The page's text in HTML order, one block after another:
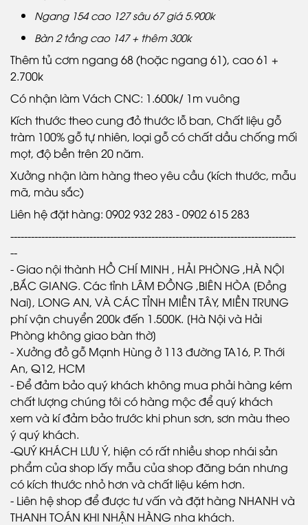
Ngang 154 cao 127 sâu 67 giá 5.900k
Bàn 2 tầng cao 147 + thêm 300k
Thêm tủ cơm ngang 68 (hoặc ngang 61), cao 61 +
2.700k
Có nhận làm Vách CNC: 1.600k/ 1m vuông
Kích thước theo cung đỏ thước lỗ ban, Chất liệu gỗ
tràm 100% gỗ tự nhiên, loại gỗ có chất dầu chống mối
mọt, độ bền trên 20 năm.
Xưởng nhận làm hàng theo yêu cầu (kích thước, mẫu
mã, màu sắc)
Liên hệ đặt hàng: 0902 932 283 - 0902 615 283
-----------------------------------------------------------------------------------
--
- Giao nội thành HỒ CHÍ MINH , HẢI PHÒNG ,HÀ NỘI
,BẮC GIANG. Các tỉnh LÂM ĐỒNG ,BIÊN HÒA [Đồng
Nai], LONG AN, VÀ CÁC TỈNH MIỀN TÂY, MIỀN TRUNG
phí vận chuyển 200k đến 1.500K. [Hà Nội và Hải
Phòng không giao bàn thờ]
- Xưởng đồ gỗ Mạnh Hùng ở 113 đường TA16, P. Thới
An, Q12, HCM
- Để đảm bảo quý khách không mua phải hàng kém
chất lượng chúng tôi có hàng mộc để quý khách
xem và kí đảm bảo trước khi phun sơn, sơn màu theo
ý quý khách.
-QUÝ KHÁCH LƯU Ý, hiện có rất nhiều shop nhái sản
phẩm của shop lấy mẫu của shop đăng bán nhưng
có kích thước nhỏ hơn và chất liệu kém hơn.
- Liên hệ shop để được tư vấn và đặt hàng NHANH và
THANH TOÁN KHI NHẬN HÀNG nha khách.